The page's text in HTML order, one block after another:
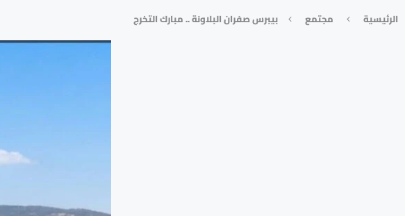
الرئيسية مجتمع بيبرس صفران البلاونة .. مبارك التخرج